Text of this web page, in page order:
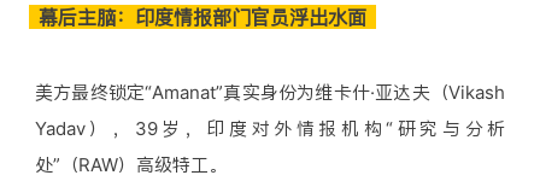
幕后主脑：印度情报部门官员浮出水面
美方最终锁定“Amanat”真实身份为维卡什·亚达夫（Vikash
Yadav），39岁，印度对外情报机构“研究与分析
处”（RAW）高级特工。